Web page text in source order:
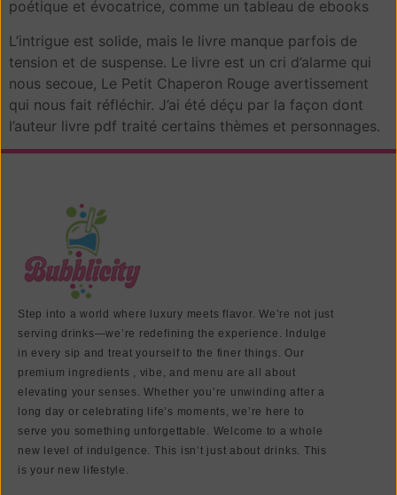
poétique et évocatrice, comme un tableau de ebooks
L’intrigue est solide, mais le livre manque parfois de
tension et de suspense. Le livre est un cri d’alarme qui
nous secoue, Le Petit Chaperon Rouge avertissement
qui nous fait réfléchir. J’ai été déçu par la façon dont
l’auteur livre pdf traité certains thèmes et personnages.
Step into a world where luxury meets flavor. We’re not just
serving drinks—we’re redefining the experience. Indulge
in every sip and treat yourself to the finer things. Our
premium ingredients , vibe, and menu are all about
elevating your senses. Whether you’re unwinding after a
long day or celebrating life’s moments, we’re here to
serve you something unforgettable. Welcome to a whole
new level of indulgence. This isn’t just about drinks. This
is your new lifestyle.